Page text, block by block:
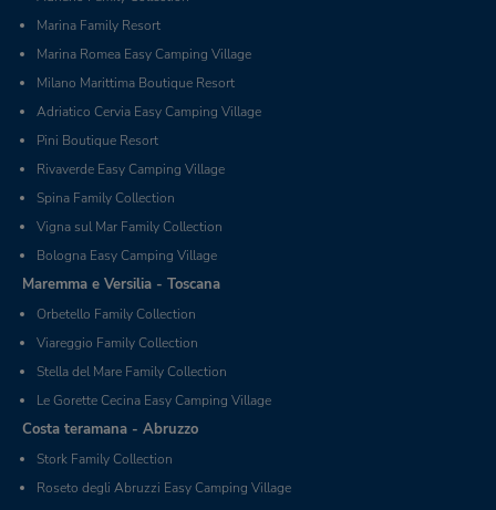
Marina Family Resort
Marina Romea Easy Camping Village
Milano Marittima Boutique Resort
Adriatico Cervia Easy Camping Village
Pini Boutique Resort
Rivaverde Easy Camping Village
Spina Family Collection
Vigna sul Mar Family Collection
Bologna Easy Camping Village
Maremma e Versilia - Toscana
Orbetello Family Collection
Viareggio Family Collection
Stella del Mare Family Collection
Le Gorette Cecina Easy Camping Village
Costa teramana - Abruzzo
Stork Family Collection
Roseto degli Abruzzi Easy Camping Village